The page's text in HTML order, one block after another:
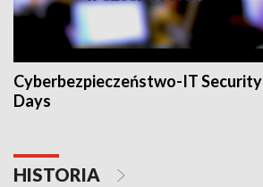
Cyberbezpieczeństwo-IT Security
Days
HISTORIA